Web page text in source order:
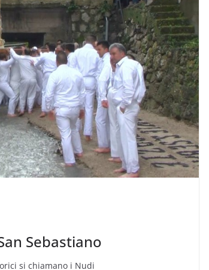
Sebastiano
si chiamano i Nudi